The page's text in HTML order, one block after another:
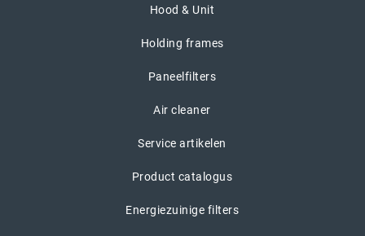
Hood & Unit
Holding frames
Paneelfilters
Air cleaner
Service artikelen
Product catalogus
Energiezuinige filters